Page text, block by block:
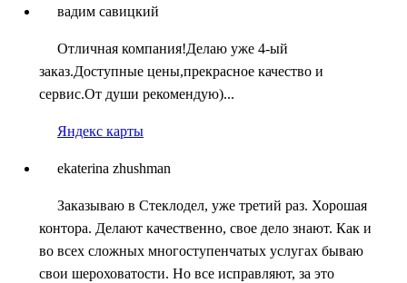
вадим савицкий
Отличная компания!Делаю уже 4-ый
заказ.Доступные цены,прекрасное качество и
сервис.От души рекомендую)...
Яндекс карты
ekaterina zhushman
Заказываю в Стеклодел, уже третий раз. Хорошая
контора. Делают качественно, свое дело знают. Как и
во всех сложных многоступенчатых услугах бываю
свои шероховатости. Но все исправляют, за это